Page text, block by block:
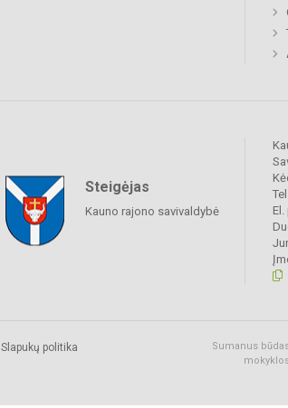
Steigėjas
Kauno rajono savivaldybė
El.
Slapukų politika
Sumanus